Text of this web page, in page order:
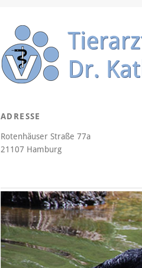
ADRESSE
Rotenhäuser Straße 77a
21107 Hamburg